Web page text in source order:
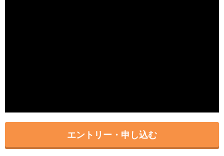
エントリー・申し込む